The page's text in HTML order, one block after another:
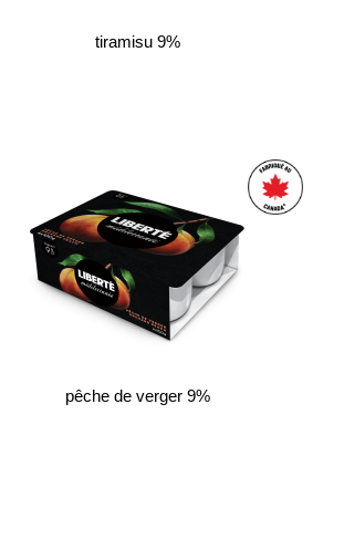
tiramisu 9%
pêche de verger 9%